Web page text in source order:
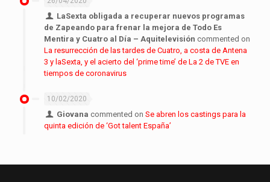
LaSexta obligada a recuperar nuevos programas
de Zapeando para frenar la mejora de Todo Es
Mentira y Cuatro al Día – Aquitelevisión commented on
La resurrección de las tardes de Cuatro, a costa de Antena
3 y laSexta, y el acierto del ‘prime time’ de La 2 de TVE en
tiempos de coronavirus
10/02/2020
Giovana commented onSe abren los castings para la
quinta edición de ‘Got talent España’